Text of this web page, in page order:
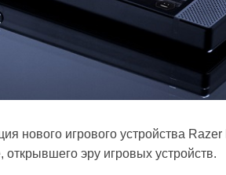
нового игрового устройства
открывшего эру игровых устройств.